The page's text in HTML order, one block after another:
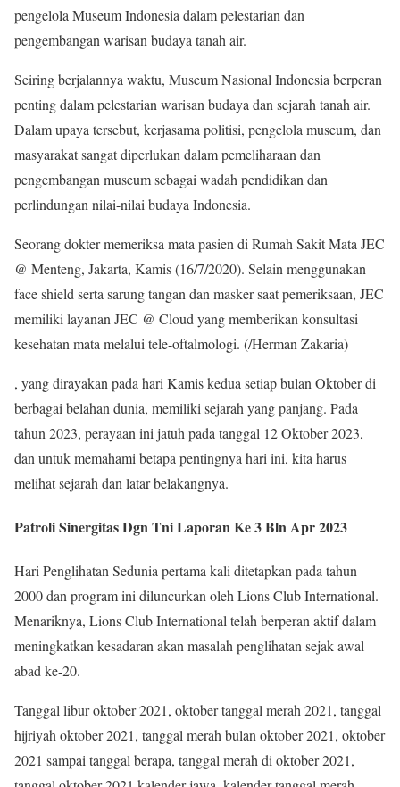
pengelola Museum Indonesia dalam pelestarian dan
pengembangan warisan budaya tanah air.
Seiring berjalannya waktu, Museum Nasional Indonesia berperan
penting dalam pelestarian warisan budaya dan sejarah tanah air.
Dalam upaya tersebut, kerjasama politisi, pengelola museum, dan
masyarakat sangat diperlukan dalam pemeliharaan dan
pengembangan museum sebagai wadah pendidikan dan
perlindungan nilai-nilai budaya Indonesia.
Seorang dokter memeriksa mata pasien di Rumah Sakit Mata JEC
@ Menteng, Jakarta, Kamis (16/7/2020). Selain menggunakan
face shield serta sarung tangan dan masker saat pemeriksaan, JEC
memiliki layanan JEC @ Cloud yang memberikan konsultasi
kesehatan mata melalui tele-oftalmologi. (/Herman Zakaria)
, yang dirayakan pada hari Kamis kedua setiap bulan Oktober di
berbagai belahan dunia, memiliki sejarah yang panjang. Pada
tahun 2023, perayaan ini jatuh pada tanggal 12 Oktober 2023,
dan untuk memahami betapa pentingnya hari ini, kita harus
melihat sejarah dan latar belakangnya.
Patroli Sinergitas Dgn Tni Laporan Ke 3 Bln Apr 2023
Hari Penglihatan Sedunia pertama kali ditetapkan pada tahun
2000 dan program ini diluncurkan oleh Lions Club International.
Menariknya, Lions Club International telah berperan aktif dalam
meningkatkan kesadaran akan masalah penglihatan sejak awal
abad ke-20.
Tanggal libur oktober 2021, oktober tanggal merah 2021, tanggal
hijriyah oktober 2021, tanggal merah bulan oktober 2021, oktober
2021 sampai tanggal berapa, tanggal merah di oktober 2021,